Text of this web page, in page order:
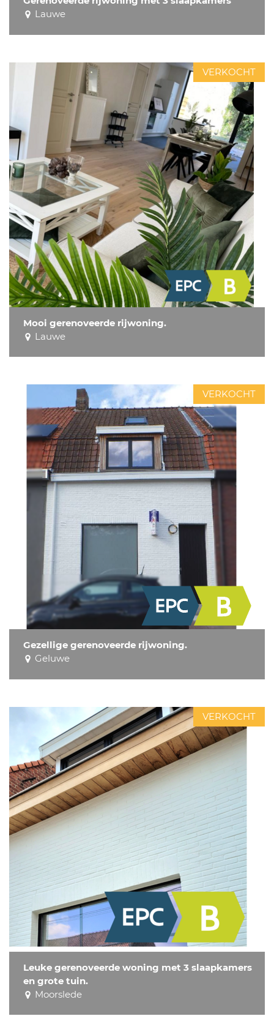
Lauwe
Mooi gerenoveerde rijwoning.
Lauwe
VERKOCHT
Gezellige gerenoveerde rijwoning.
Geluwe
VERKOCHT
Leuke gerenoveerde woning met 3 slaapkamers
en grote tuin.
Moorslede
VERKOCHT